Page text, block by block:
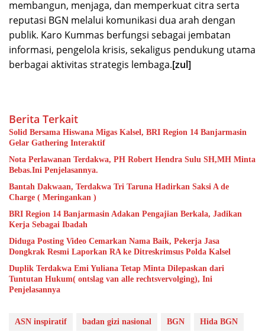
membangun, menjaga, dan memperkuat citra serta
reputasi BGN melalui komunikasi dua arah dengan
publik. Karo Kummas berfungsi sebagai jembatan
informasi, pengelola krisis, sekaligus pendukung utama
berbagai aktivitas strategis lembaga.[zul]
Berita Terkait
Solid Bersama Hiswana Migas Kalsel, BRI Region 14 Banjarmasin
Gelar Gathering Interaktif
Nota Perlawanan Terdakwa, PH Robert Hendra Sulu SH,MH Minta
Bebas.Ini Penjelasannya.
Bantah Dakwaan, Terdakwa Tri Taruna Hadirkan Saksi A de
Charge ( Meringankan )
BRI Region 14 Banjarmasin Adakan Pengajian Berkala, Jadikan
Kerja Sebagai Ibadah
Diduga Posting Video Cemarkan Nama Baik, Pekerja Jasa
Dongkrak Resmi Laporkan RA ke Ditreskrimsus Polda Kalsel
Duplik Terdakwa Emi Yuliana Tetap Minta Dilepaskan dari
Tuntutan Hukum( ontslag van alle rechtsvervolging), Ini
Penjelasannya
ASN inspiratif badan gizi nasional BGN Hida BGN